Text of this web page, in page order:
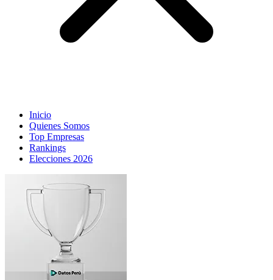
Inicio
Quienes Somos
Top Empresas
Rankings
Elecciones 2026